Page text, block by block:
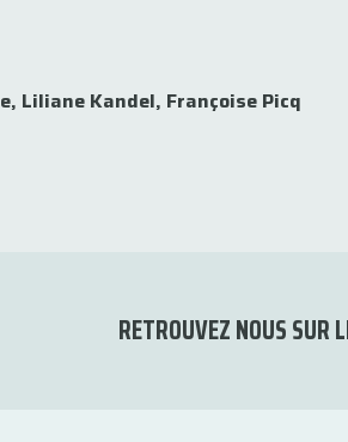
Liliane Kandel, Françoise Picq
RETROUVEZ NOUS SUR